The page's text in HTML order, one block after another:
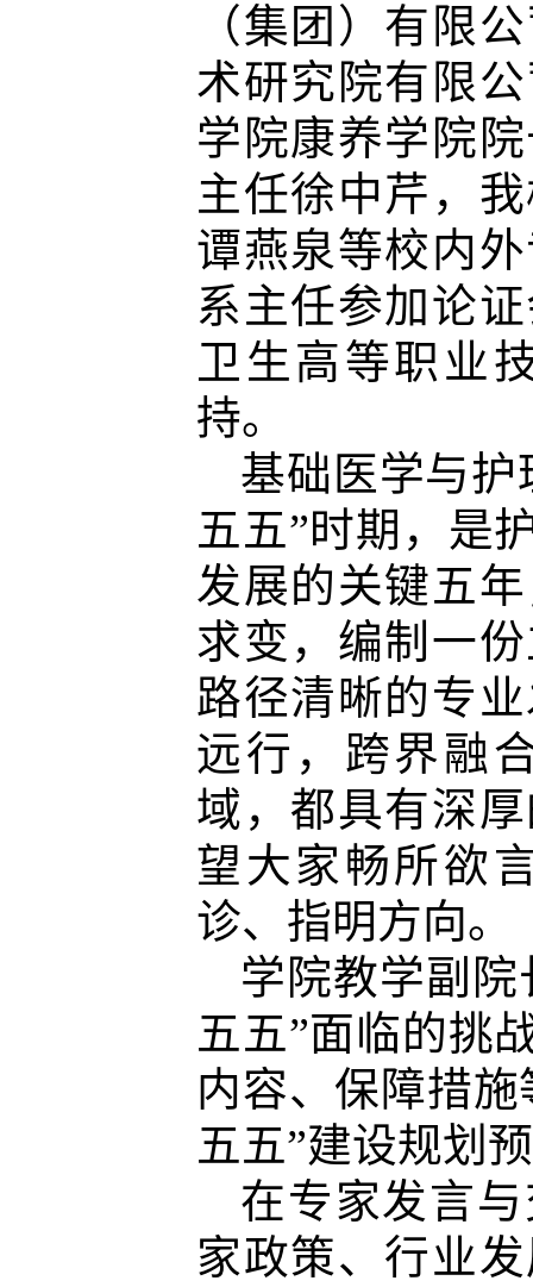
（集团）有限
术研究院有限
学院康养学院
主任徐中芹，
谭燕泉等校内
系主任参加论
卫生高等职业
持。
基础医学与护
五五”时期，是
发展的关键五
求变，编制一
路径清晰的专
远行，跨界融
域，都具有深
望大家畅所欲
诊、指明方向。
学院教学副院
五五”面临的挑
内容、保障措
五五”建设规划
在专家发言
家政策、行业